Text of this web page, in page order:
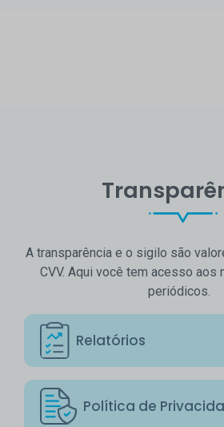
A transparência e o sigilo são
CVV. Aqui você tem acesso
periódicos.
Relatórios
Política de